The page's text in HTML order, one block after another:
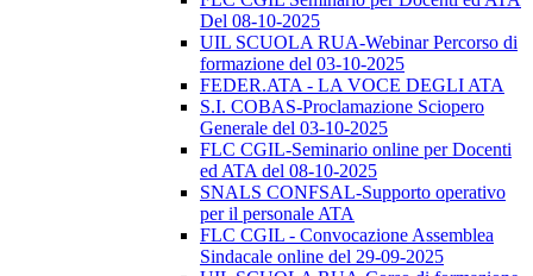
Del 08-10-2025
UIL SCUOLA RUA-Webinar Percorso di
formazione del 03-10-2025
FEDER.ATA - LA VOCE DEGLI ATA
S.I. COBAS-Proclamazione Sciopero
Generale del 03-10-2025
FLC CGIL-Seminario online per Docenti
ed ATA del 08-10-2025
SNALS CONFSAL-Supporto operativo
per il personale ATA
FLC CGIL - Convocazione Assemblea
Sindacale online del 29-09-2025